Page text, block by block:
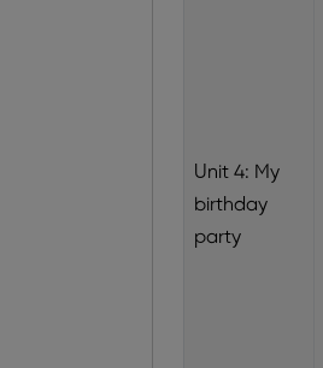
Unit 4: My
birthday
party